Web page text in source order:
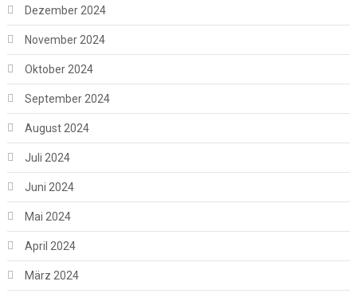
Dezember 2024
November 2024
Oktober 2024
September 2024
August 2024
Juli 2024
Juni 2024
Mai 2024
April 2024
März 2024